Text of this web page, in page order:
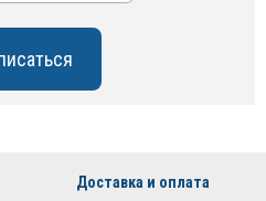
Доставка и оплата